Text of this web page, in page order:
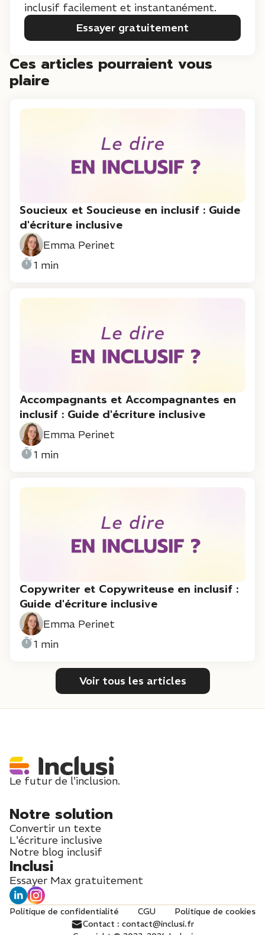
inclusif facilement et instantanément.
Essayer gratuitement
Ces articles pourraient vous
plaire
Soucieux et Soucieuse en inclusif : Guide
d'écriture inclusive
Emma Perinet
1 min
Accompagnants et Accompagnantes en
inclusif : Guide d'écriture inclusive
Emma Perinet
1 min
Copywriter et Copywriteuse en inclusif :
Guide d'écriture inclusive
Emma Perinet
1 min
Voir tous les articles
Le futur de l'inclusion.
Notre solution
Convertir un texte
L'écriture inclusive
Notre blog inclusif
Inclusi
Essayer Max gratuitement
Politique de confidentialité CGU
Politique de cookies
Contact : contact@inclusi.fr